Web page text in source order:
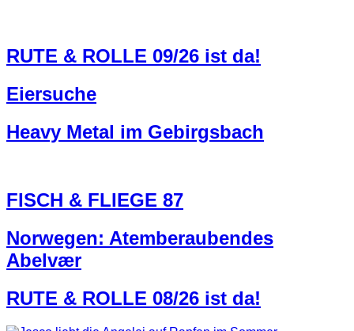
RUTE & ROLLE 09/26 ist da!
Eiersuche
Heavy Metal im Gebirgsbach
FISCH & FLIEGE 87
Norwegen: Atemberaubendes
Abelvær
RUTE & ROLLE 08/26 ist da!